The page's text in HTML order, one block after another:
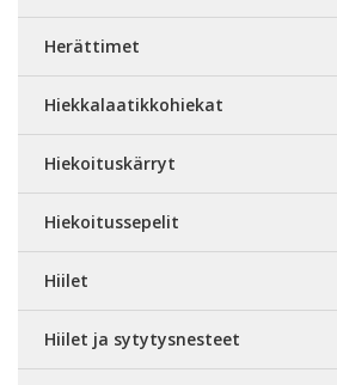
Herättimet
Hiekkalaatikkohiekat
Hiekoituskärryt
Hiekoitussepelit
Hiilet
Hiilet ja sytytysnesteet